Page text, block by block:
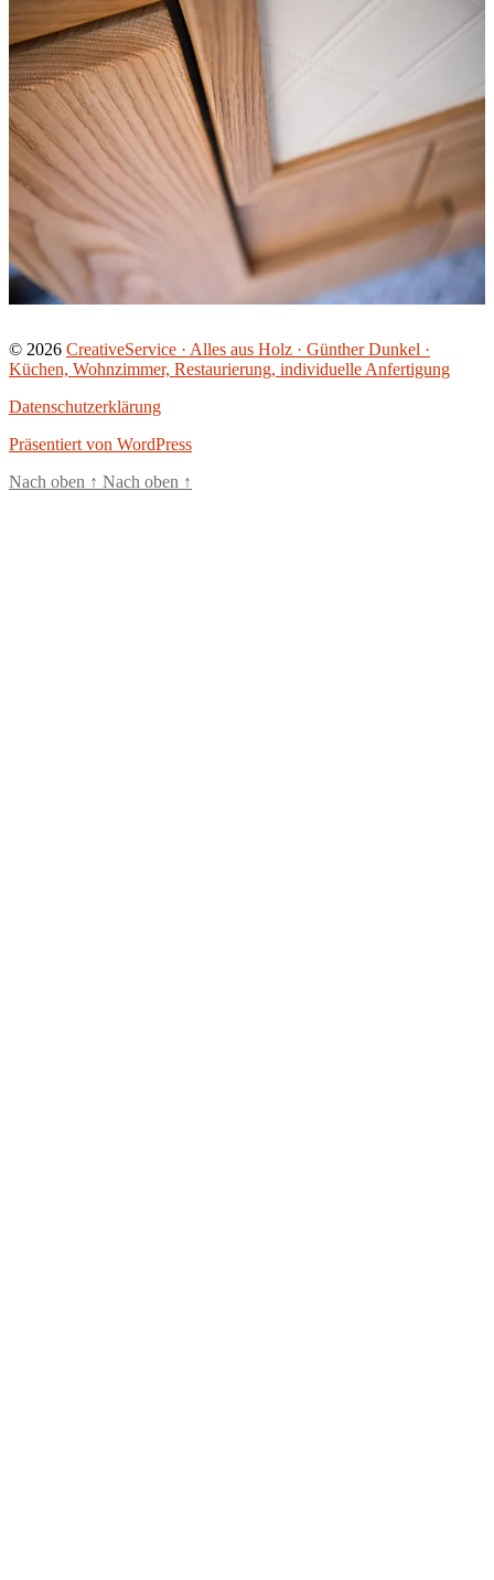
© 2026 CreativeService · Alles aus Holz · Günther Dunkel ·
Küchen, Wohnzimmer, Restaurierung, individuelle Anfertigung
Datenschutzerklärung
Präsentiert von WordPress
Nach oben ↑ Nach oben ↑